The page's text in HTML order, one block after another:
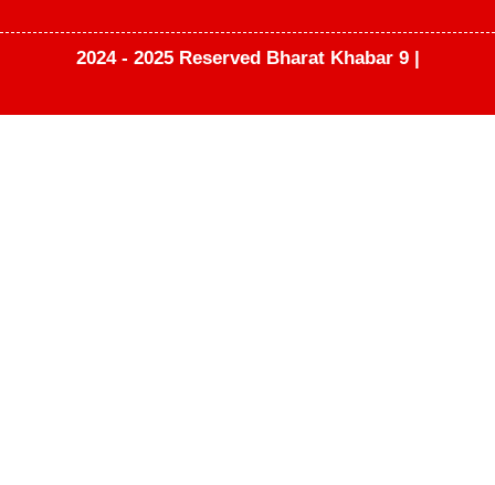
2024 - 2025 Reserved Bharat Khabar 9 |